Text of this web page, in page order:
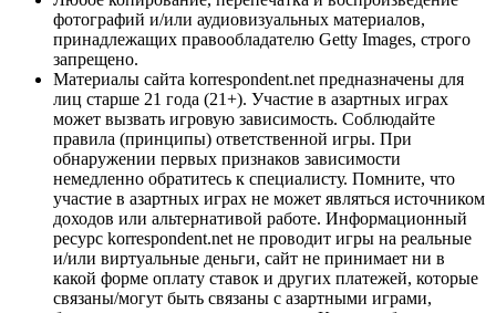
фотографий и/или аудиовизуальных материалов,
принадлежащих правообладателю Getty Images, строго
запрещено.
Материалы сайта korrespondent.net предназначены для
лиц старше 21 года (21+). Участие в азартных играх
может вызвать игровую зависимость. Соблюдайте
правила (принципы) ответственной игры. При
обнаружении первых признаков зависимости
немедленно обратитесь к специалисту. Помните, что
участие в азартных играх не может являться источником
доходов или альтернативой работе. Информационный
ресурс korrespondent.net не проводит игры на реальные
и/или виртуальные деньги, сайт не принимает ни в
какой форме оплату ставок и других платежей, которые
связаны/могут быть связаны с азартными играми,